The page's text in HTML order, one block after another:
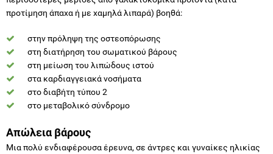
προτίμηση άπαχα ή με χαμηλά λιπαρά) βοηθά:
στην πρόληψη της οστεοπόρωσης
στη διατήρηση του σωματικού βάρους
στη μείωση του λιπώδους ιστού
στα καρδιαγγειακά νοσήματα
στο διαβήτη τύπου 2
στο μεταβολικό σύνδρομο
Απώλεια βάρους
Μια πολύ ενδιαφέρουσα έρευνα, σε άντρες και γυναίκες ηλικίας